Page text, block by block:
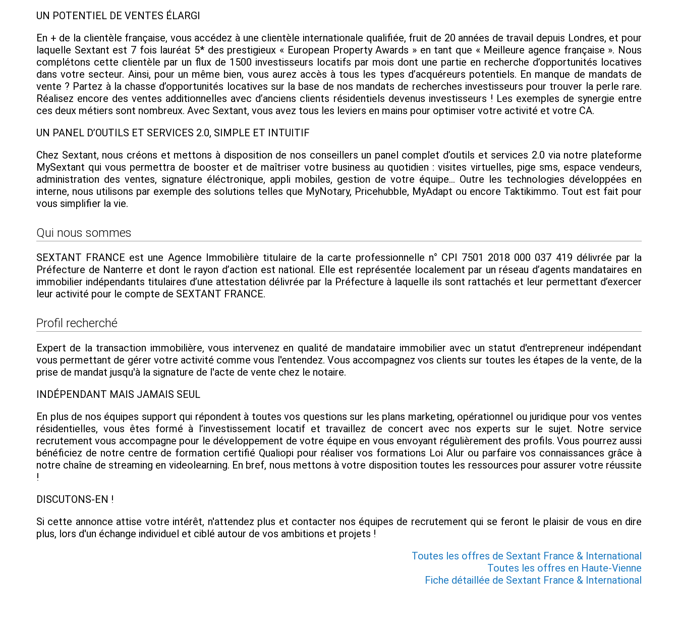
UN POTENTIEL DE VENTES ÉLARGI
En + de la clientèle française, vous accédez à une clientèle internationale qualifiée, fruit de 20 années de travail depuis Londres, et pour
laquelle Sextant est 7 fois lauréat 5* des prestigieux « European Property Awards » en tant que « Meilleure agence française ». Nous
complétons cette clientèle par un flux de 1500 investisseurs locatifs par mois dont une partie en recherche d’opportunités locatives
dans votre secteur. Ainsi, pour un même bien, vous aurez accès à tous les types d’acquéreurs potentiels. En manque de mandats de
vente ? Partez à la chasse d’opportunités locatives sur la base de nos mandats de recherches investisseurs pour trouver la perle rare.
Réalisez encore des ventes additionnelles avec d’anciens clients résidentiels devenus investisseurs ! Les exemples de synergie entre
ces deux métiers sont nombreux. Avec Sextant, vous avez tous les leviers en mains pour optimiser votre activité et votre CA.
UN PANEL D’OUTILS ET SERVICES 2.0, SIMPLE ET INTUITIF
Chez Sextant, nous créons et mettons à disposition de nos conseillers un panel complet d’outils et services 2.0 via notre plateforme
MySextant qui vous permettra de booster et de maîtriser votre business au quotidien : visites virtuelles, pige sms, espace vendeurs,
administration des ventes, signature éléctronique, appli mobiles, gestion de votre équipe... Outre les technologies développées en
interne, nous utilisons par exemple des solutions telles que MyNotary, Pricehubble, MyAdapt ou encore Taktikimmo. Tout est fait pour
vous simplifier la vie.
Qui nous sommes
SEXTANT FRANCE est une Agence Immobilière titulaire de la carte professionnelle n° CPI 7501 2018 000 037 419 délivrée par la
Préfecture de Nanterre et dont le rayon d’action est national. Elle est représentée localement par un réseau d’agents mandataires en
immobilier indépendants titulaires d’une attestation délivrée par la Préfecture à laquelle ils sont rattachés et leur permettant d’exercer
leur activité pour le compte de SEXTANT FRANCE.
Profil recherché
Expert de la transaction immobilière, vous intervenez en qualité de mandataire immobilier avec un statut d'entrepreneur indépendant
vous permettant de gérer votre activité comme vous l'entendez. Vous accompagnez vos clients sur toutes les étapes de la vente, de la
prise de mandat jusqu'à la signature de l'acte de vente chez le notaire.
INDÉPENDANT MAIS JAMAIS SEUL
En plus de nos équipes support qui répondent à toutes vos questions sur les plans marketing, opérationnel ou juridique pour vos ventes
résidentielles, vous êtes formé à l’investissement locatif et travaillez de concert avec nos experts sur le sujet. Notre service
recrutement vous accompagne pour le développement de votre équipe en vous envoyant régulièrement des profils. Vous pourrez aussi
bénéficiez de notre centre de formation certifié Qualiopi pour réaliser vos formations Loi Alur ou parfaire vos connaissances grâce à
notre chaîne de streaming en videolearning. En bref, nous mettons à votre disposition toutes les ressources pour assurer votre réussite
!
DISCUTONS-EN !
Si cette annonce attise votre intérêt, n'attendez plus et contacter nos équipes de recrutement qui se feront le plaisir de vous en dire
plus, lors d'un échange individuel et ciblé autour de vos ambitions et projets !
Toutes les offres de Sextant France & International
Toutes les offres en Haute-Vienne
Fiche détaillée de Sextant France & International